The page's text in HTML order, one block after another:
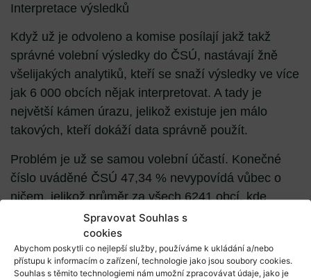
Spravovat Souhlas s
cookies
Abychom poskytli co nejlepší služby, používáme k ukládání a/nebo
přístupu k informacím o zařízení, technologie jako jsou soubory cookies.
Souhlas s těmito technologiemi nám umožní zpracovávat údaje, jako je
Interpretace výsledků
Když už je odvoleno a komise posílají jakž takž
správné volební výsledky do ČSÚ, nastávají žně
všelijakých analytiků, kteří se snaží výsledky ve více
jak 6 000 obcích nějak interpretovat. A tady je
největší kámen úrazu, jelikož existuje jen málo
takových, kteří dokáží data správně použít.
Problém je už se samou volební účastí. Konečné
číslo uváděné ČSÚ 47,34 % nevypovídá vůbec o
ničem, jelikož průměr za všech 6241 obcí, kde
probíhaly volby, je silně ovlivněn výsledky z malých
obcí, kterých je prostě většina. Číslo je tak příliš
optimistické. Když přijde 10 z 20 voličů v Horní
Dolní, hned máme 50 % a číslo se jako 1/6241